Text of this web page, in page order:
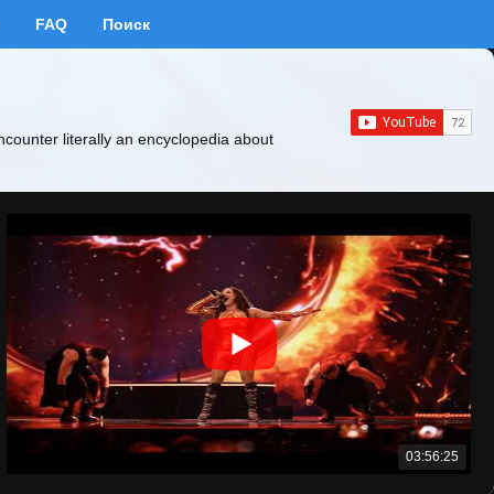
FAQ Поиск
literally an encyclopedia about
03:56:25